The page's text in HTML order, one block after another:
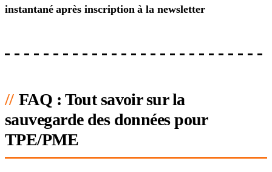
instantané après inscription à la newsletter
FAQ : Tout savoir sur la
sauvegarde des données pour
TPE/PME